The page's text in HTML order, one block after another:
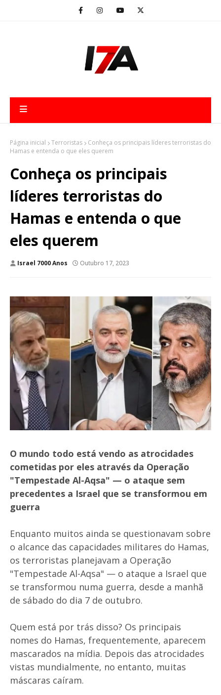
Página inicial Terroristas
Conheça os principais líderes terroristas do
Hamas e entenda o que eles querem
Conheça os principais
líderes terroristas do
Hamas e entenda o que
eles querem
Israel 7000 Anos Outubro 17, 2023
O mundo todo está vendo as atrocidades
cometidas por eles através da Operação
"Tempestade Al-Aqsa" — o ataque sem
precedentes a Israel que se transformou em
guerra
Enquanto muitos ainda se questionavam sobre
o alcance das capacidades militares do Hamas,
os terroristas planejavam a Operação
"Tempestade Al-Aqsa" — o ataque a Israel que
se transformou numa guerra, desde a manhã
de sábado do dia 7 de outubro.
Quem está por trás disso? Os principais
nomes do Hamas, frequentemente, aparecem
mascarados na mídia. Depois das atrocidades
vistas mundialmente, no entanto, muitas
máscaras caíram.